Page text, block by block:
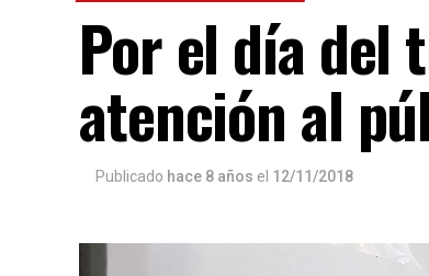
Por el día del
atención al
Publicado hace 8 años el 12/11/2018